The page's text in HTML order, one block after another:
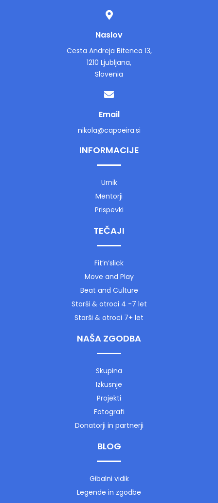
Naslov
Cesta Andreja Bitenca 13,
1210 Ljubljana,
Slovenia
Email
nikola@capoeira.si
INFORMACIJE
Urnik
Mentorji
Prispevki
TEČAJI
Fit’n’slick
Move and Play
Beat and Culture
Starši & otroci 4 -7 let
Starši & otroci 7+ let
NAŠA ZGODBA
Skupina
Izkusnje
Projekti
Fotografi
Donatorji in partnerji
BLOG
Gibalni vidik
Legende in zgodbe